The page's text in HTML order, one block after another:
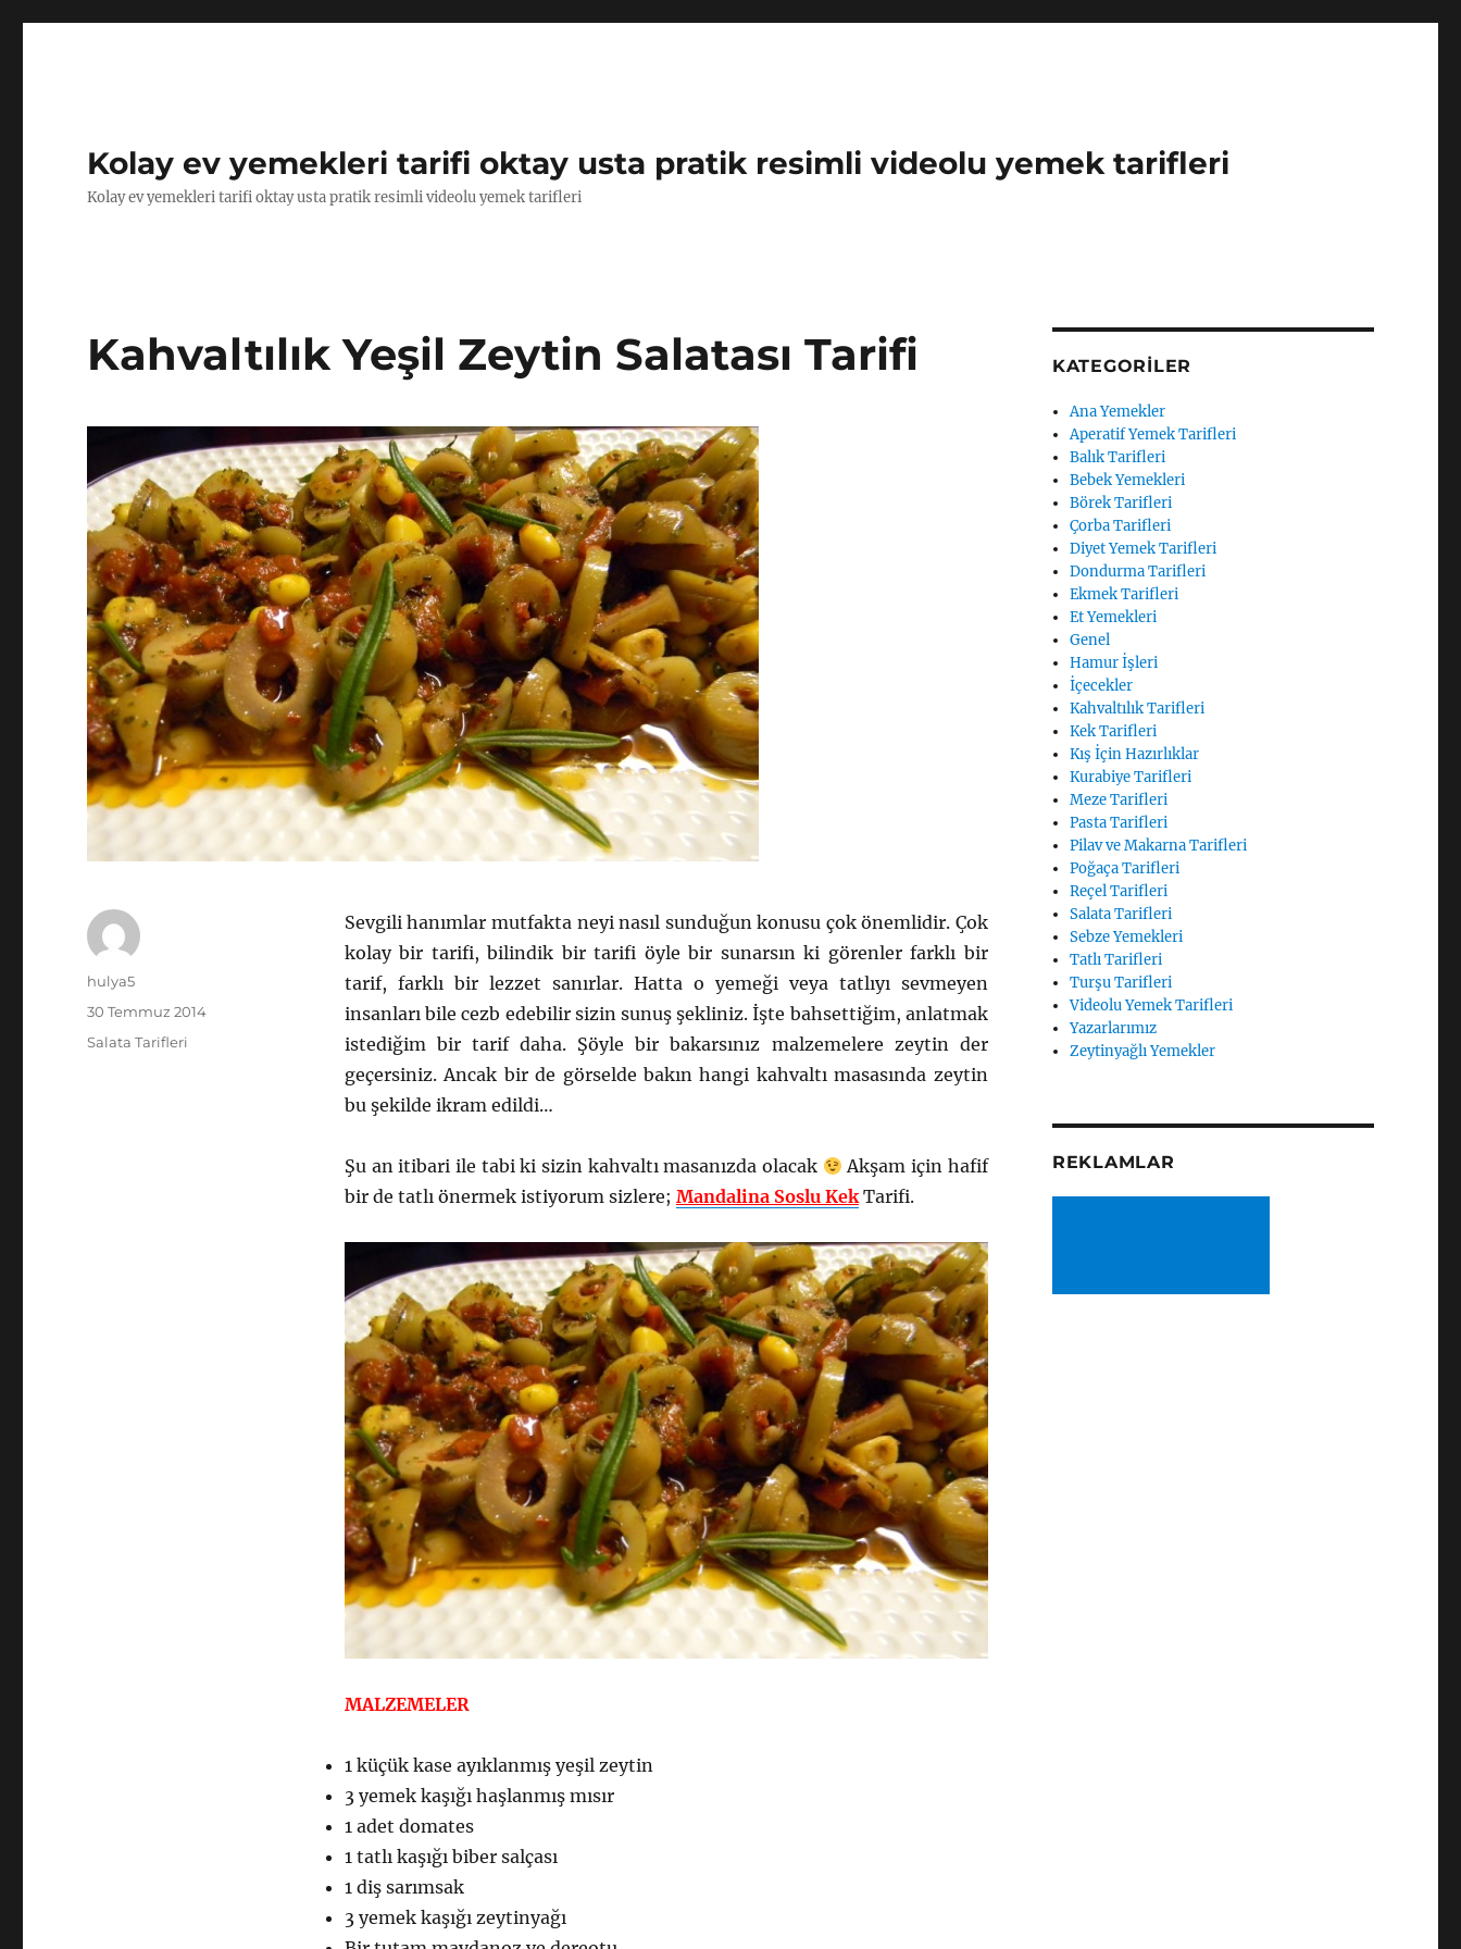
Kolay ev yemekleri tarifi oktay usta pratik resimli videolu yemek tarifleri
Kolay ev yemekleri tarifi oktay usta pratik resimli videolu yemek tarifleri
Kahvaltılık Yeşil Zeytin Salatası Tarifi
Sevgili hanımlar mutfakta neyi nasıl sunduğun konusu çok önemlidir. Çok
kolay bir tarifi, bilindik bir tarifi öyle bir sunarsın ki görenler farklı bir
tarif, farklı bir lezzet sanırlar. Hatta o yemeği veya tatlıyı sevmeyen
insanları bile cezb edebilir sizin sunuş şekliniz. İşte bahsettiğim, anlatmak
istediğim bir tarif daha. Şöyle bir bakarsınız malzemelere zeytin der
geçersiniz. Ancak bir de görselde bakın hangi kahvaltı masasında zeytin
bu şekilde ikram edildi…
Şu an itibari ile tabi ki sizin kahvaltı masanızda olacak
Akşam için hafif
bir de tatlı önermek istiyorum sizlere; Mandalina Soslu KekTarifi.
MALZEMELER
1 küçük kase ayıklanmış yeşil zeytin
3 yemek kaşığı haşlanmış mısır
1 adet domates
1 tatlı kaşığı biber salçası
1 diş sarımsak
3 yemek kaşığı zeytinyağı
Yazar
hulya5
Yayın
tarihi
30 Temmuz 2014
Kategoriler
Salata Tarifleri
KATEGORILER
Ana Yemekler
Aperatif Yemek Tarifleri
Balık Tarifleri
Bebek Yemekleri
Börek Tarifleri
Çorba Tarifleri
Diyet Yemek Tarifleri
Dondurma Tarifleri
Ekmek Tarifleri
Et Yemekleri
Genel
Hamur İşleri
İçecekler
Kahvaltılık Tarifleri
Kek Tarifleri
Kış İçin Hazırlıklar
Kurabiye Tarifleri
Meze Tarifleri
Pasta Tarifleri
Pilav ve Makarna Tarifleri
Poğaça Tarifleri
Reçel Tarifleri
Salata Tarifleri
Sebze Yemekleri
Tatlı Tarifleri
Turşu Tarifleri
Videolu Yemek Tarifleri
Yazarlarımız
Zeytinyağlı Yemekler
REKLAMLAR